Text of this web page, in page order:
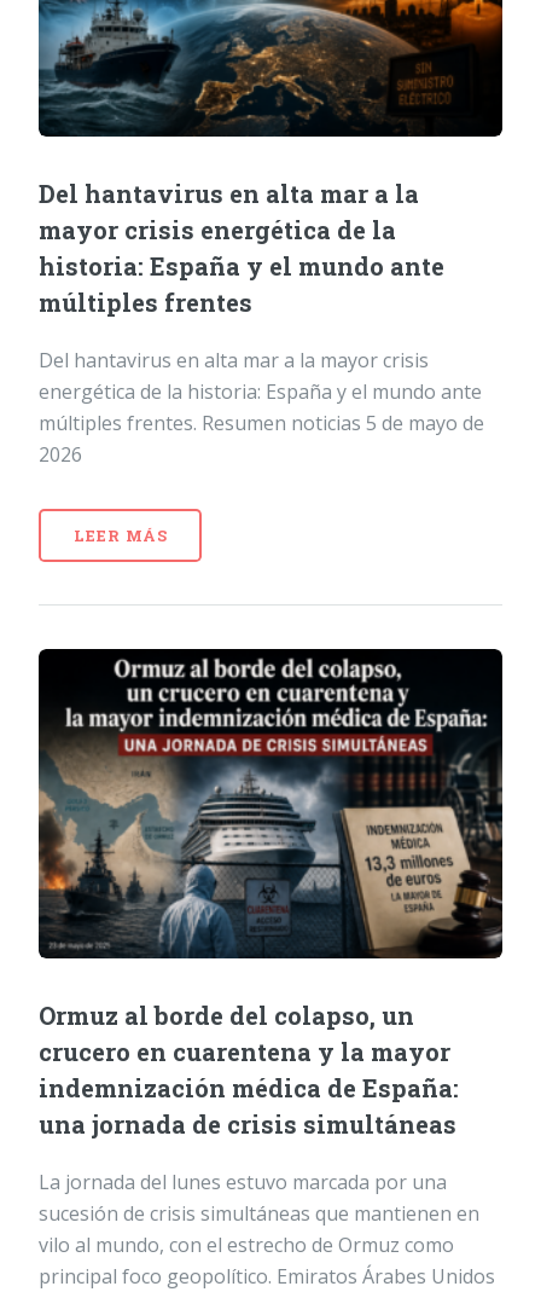
Del hantavirus en alta mar a la
mayor crisis energética de la
historia: España y el mundo ante
múltiples frentes
Del hantavirus en alta mar a la mayor crisis
energética de la historia: España y el mundo ante
múltiples frentes. Resumen noticias 5 de mayo de
2026
LEER MÁS
Ormuz al borde del colapso, un
crucero en cuarentena y la mayor
indemnización médica de España:
una jornada de crisis simultáneas
La jornada del lunes estuvo marcada por una
sucesión de crisis simultáneas que mantienen en
vilo al mundo, con el estrecho de Ormuz como
principal foco geopolítico. Emiratos Árabes Unidos